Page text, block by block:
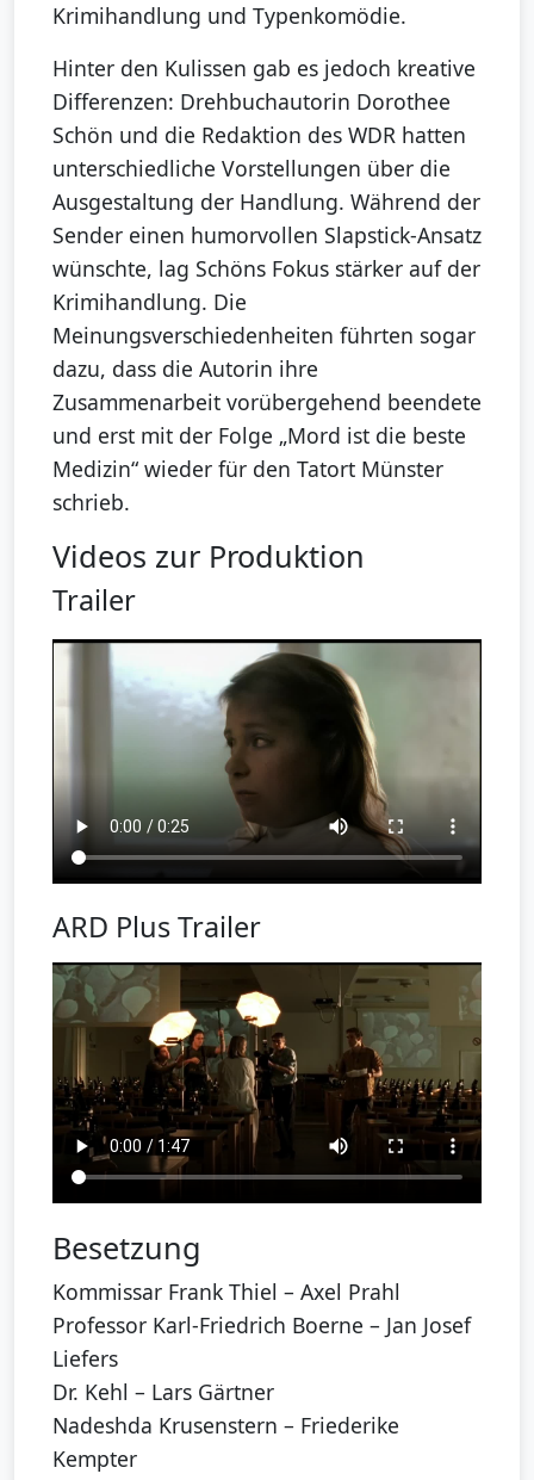
Krimihandlung und Typenkomödie.
Hinter den Kulissen gab es jedoch kreative
Differenzen: Drehbuchautorin Dorothee
Schön und die Redaktion des WDR hatten
unterschiedliche Vorstellungen über die
Ausgestaltung der Handlung. Während der
Sender einen humorvollen Slapstick-Ansatz
wünschte, lag Schöns Fokus stärker auf der
Krimihandlung. Die
Meinungsverschiedenheiten führten sogar
dazu, dass die Autorin ihre
Zusammenarbeit vorübergehend beendete
und erst mit der Folge „Mord ist die beste
Medizin“ wieder für den Tatort Münster
schrieb.
Videos zur Produktion
Trailer
ARD Plus Trailer
Besetzung
Kommissar Frank Thiel – Axel Prahl
Professor Karl-Friedrich Boerne – Jan Josef
Liefers
Dr. Kehl – Lars Gärtner
Nadeshda Krusenstern – Friederike
Kempter